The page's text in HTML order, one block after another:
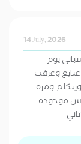
14 July, 2026
يوم
وعرفت
ومره
موجوده